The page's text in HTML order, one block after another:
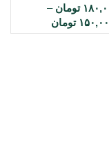
تومان –
تومان